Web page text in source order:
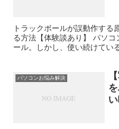
トラックボールが誤動作する
る方法【体験談あり】 パソ
ール。しかし、使い続けてい
パソコンお悩み解決